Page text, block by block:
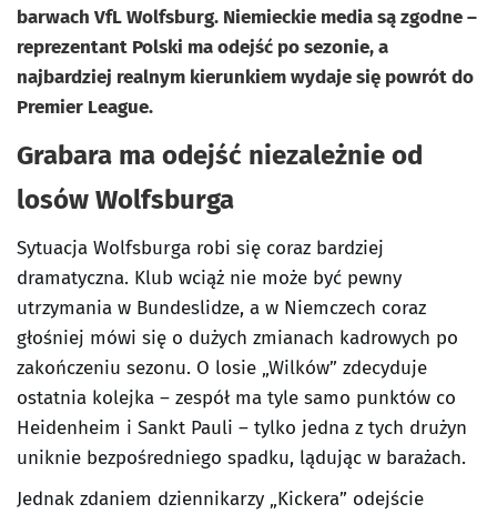
barwach VfL Wolfsburg. Niemieckie media są zgodne –
reprezentant Polski ma odejść po sezonie, a
najbardziej realnym kierunkiem wydaje się powrót do
Premier League.
Grabara ma odejść niezależnie od
losów Wolfsburga
Sytuacja Wolfsburga robi się coraz bardziej
dramatyczna. Klub wciąż nie może być pewny
utrzymania w Bundeslidze, a w Niemczech coraz
głośniej mówi się o dużych zmianach kadrowych po
zakończeniu sezonu. O losie „Wilków” zdecyduje
ostatnia kolejka – zespół ma tyle samo punktów co
Heidenheim i Sankt Pauli – tylko jedna z tych drużyn
uniknie bezpośredniego spadku, lądując w barażach.
Jednak zdaniem dziennikarzy „Kickera” odejście